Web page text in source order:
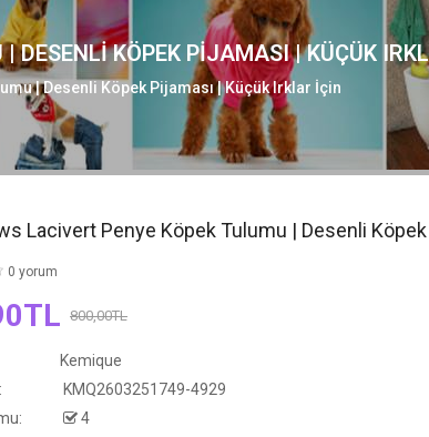
DESENLI KÖPEK PIJAMASI | KÜÇÜK
| Desenli Köpek Pijaması | Küçük Irklar İçin
Lacivert Penye Köpek Tulumu | Desenli
0 yorum
800,00TL
Kemique
KMQ2603251749-4929
4